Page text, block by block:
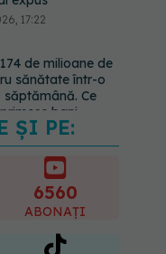
16:41
despre vârsta
o ai. Care este
al
21:29
ȘI PE:
6560
ABONAȚI